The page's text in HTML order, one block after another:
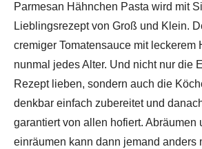
Parmesan Hähnchen Pasta wird mit
Lieblingsrezept von Groß und Klein.
cremiger Tomatensauce mit leckerem
nunmal jedes Alter. Und nicht nur die
Rezept lieben, sondern auch die
denkbar einfach zubereitet und
garantiert von allen hofiert. Abräumen
einräumen kann dann jemand anders